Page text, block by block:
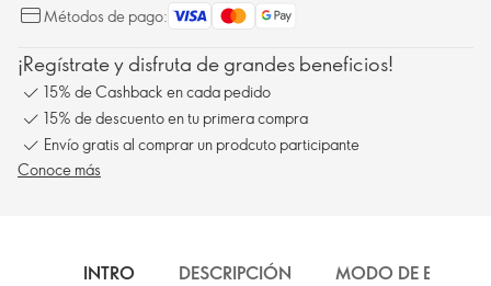
Métodos de pago:
¡Regístrate y disfruta de grandes beneficios!
15% de Cashback en cada pedido
15% de descuento en tu primera compra
Envío gratis al comprar un prodcuto participante
Conoce más
INTRO DESCRIPCIÓN MODO DE EMPLEO